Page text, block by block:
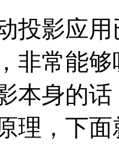
投影应
非常能
本身的
理，下